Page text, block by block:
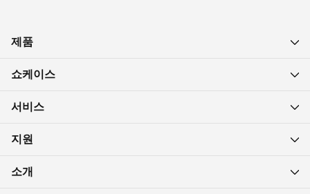
제품
쇼케이스
서비스
지원
소개